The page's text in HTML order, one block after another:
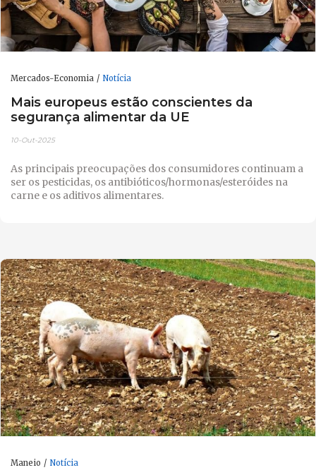
Mercados-Economia Notícia
Mais europeus estão conscientes da
segurança alimentar da UE
10-Out-2025
As principais preocupações dos consumidores continuam a
ser os pesticidas, os antibióticos/hormonas/esteróides na
carne e os aditivos alimentares.
Maneio Notícia